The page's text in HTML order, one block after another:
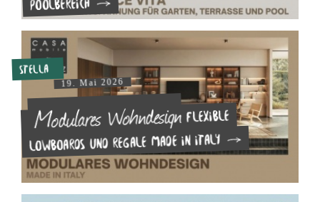
Stella
19. Mai 2026
Modulares WohndesignFlexible
Lowboards und Regale made in Italy